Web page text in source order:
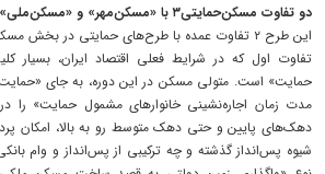
دو تفاوت مسکن‌حمایتی۳ با «مسکن‌مهر» و «مسکن‌ملی»
این طرح ۲ تفاوت عمده با طرح‌های حمایتی در بخش مسکن دولت‌های گذشته دارد.
تفاوت اول که در شرایط فعلی اقتصاد ایران، بسیار
حمایت» است. متولی مسکن در این دوره، به جای
مدت زمان اجاره‌نشینی خانوارهای مشمول حمایت» را
دهک‌های پایین و حتی دهک متوسط رو به بالا، امکان
شیوه پس‌انداز گذشته و چه ترکیبی از پس‌انداز و وام